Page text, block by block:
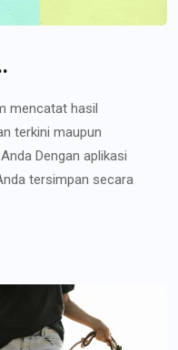
mencatat hasil
terkini maupun
Dengan aplikasi
tersimpan secara